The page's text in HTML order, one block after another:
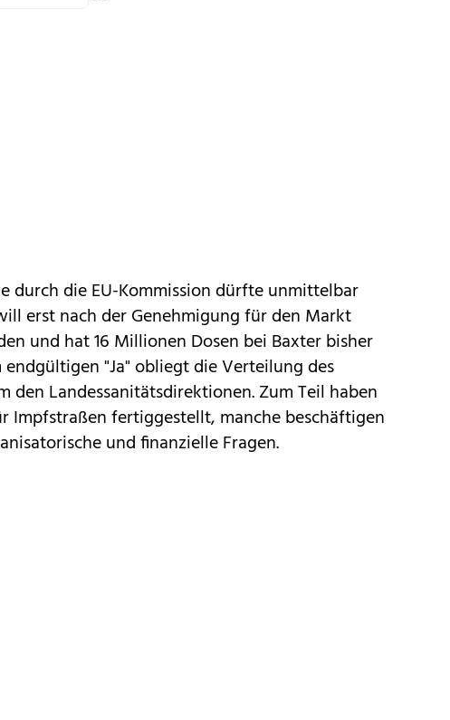
durch die EU-Kommission dürfte unmittelbar
erst nach der Genehmigung für den Markt
und hat 16 Millionen Dosen bei Baxter bisher
"Ja" obliegt die Verteilung des
den Landessanitätsdirektionen. Zum Teil haben
Impfstraßen fertiggestellt, manche beschäftigen
und finanzielle Fragen.